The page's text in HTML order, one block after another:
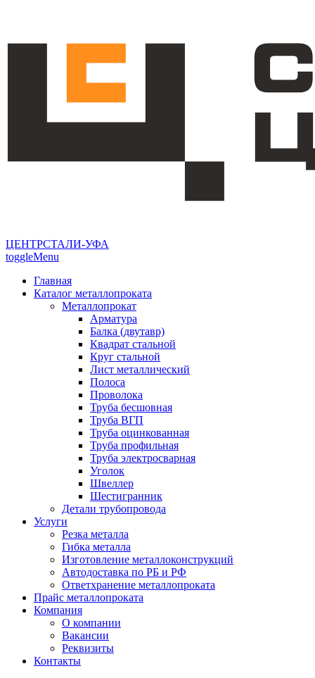
ЦЕНТРСТАЛИ-УФА
toggleMenu
Главная
Каталог металлопроката
Металлопрокат
Арматура
Балка (двутавр)
Квадрат стальной
Круг стальной
Лист металлический
Полоса
Проволока
Труба бесшовная
Труба ВГП
Труба оцинкованная
Труба профильная
Труба электросварная
Уголок
Швеллер
Шестигранник
Детали трубопровода
Услуги
Резка металла
Гибка металла
Изготовление металлоконструкций
Автодоставка по РБ и РФ
Ответхранение металлопроката
Прайс металлопроката
Компания
О компании
Вакансии
Реквизиты
Контакты